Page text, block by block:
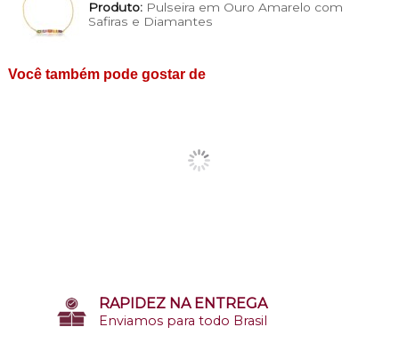
Produto:Pulseira em Ouro Amarelo com
Safiras e Diamantes
Você também pode gostar de
RAPIDEZ NA ENTREGA
Enviamos para todo Brasil